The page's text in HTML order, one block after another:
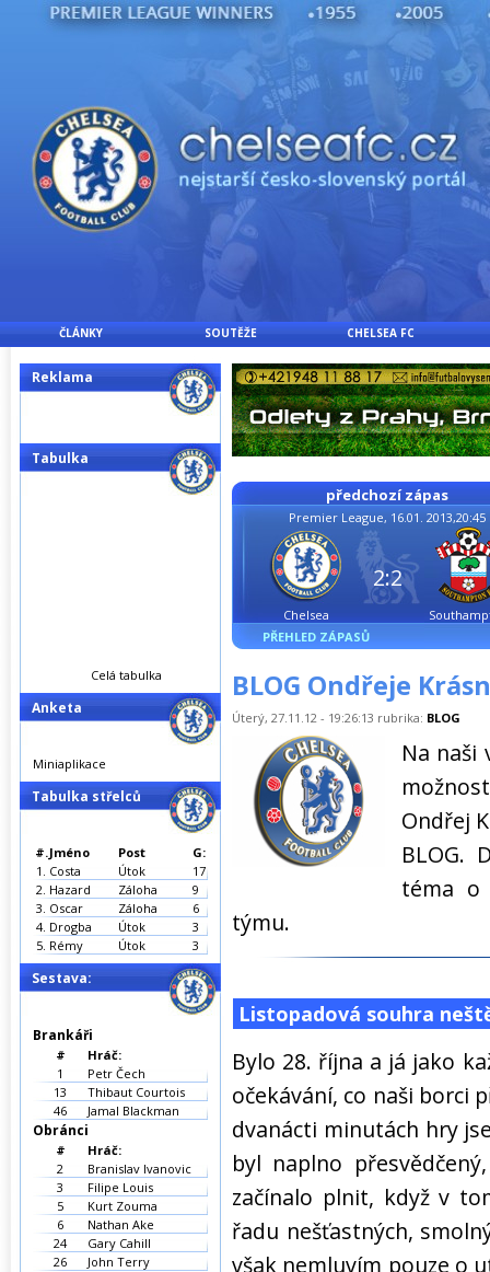
ČLÁNKY SOUTĚŽE CHELSEA FC
předchozí zápas
Premier League, 16.01. 2013,20:45
Chelsea
2:2
PŘEHLED ZÁPASŮ
BLOG Ondřeje
Úterý, 27.11.12 - 19:26:13 rubrika: BLOG
Na naši
Ondřej
BLOG.
téma o
týmu.
Listopadová souhra
Bylo 28. října a já jako
očekávání, co naši borci
dvanácti minutách hry
byl naplno
začínalo plnit, když v
řadu nešťastných,
však nemluvím pouze o
Reklama
Tabulka
Celá tabulka
Anketa
Miniaplikace
Tabulka střelců
#.Jméno Post
G:
1. Costa Útok
17
2. Hazard Záloha
9
3. Oscar Záloha
6
4. Drogba Útok
3
5. Rémy Útok 3
Sestava:
Brankáři
#
Hráč:
1
Petr Čech
13
Thibaut Courtois
46
Jamal Blackman
Obránci
#
Hráč:
2
Branislav Ivanovic
3
Filipe Louis
5
Kurt Zouma
6
Nathan Ake
24
Gary Cahill
26
John Terry